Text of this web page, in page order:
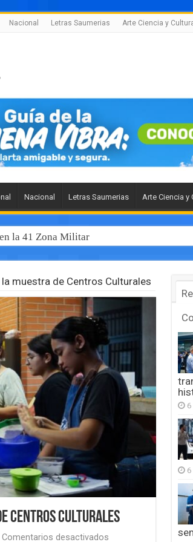
Nacional Letras Saumerias Arte Ciencia y
Nacional Letras Saumerias Arte Ciencia y
la 41 Zona Militar
muestra de Centros Culturales
Centros Culturales
Comentarios desactivadosen